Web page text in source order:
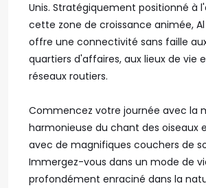
Unis. Stratégiquement positionné à
cette zone de croissance animée,
offre une connectivité sans faille
quartiers d'affaires, aux lieux de vie
réseaux routiers.
Commencez votre journée avec la
harmonieuse du chant des oiseaux
avec de magnifiques couchers de
Immergez-vous dans un mode de
profondément enraciné dans la